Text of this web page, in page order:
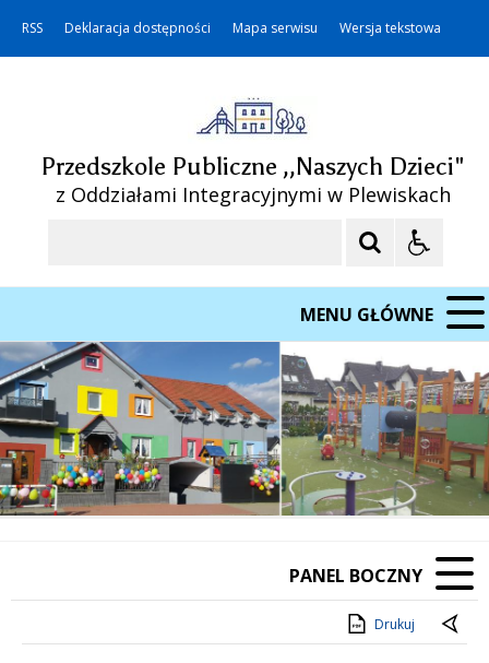
RSS Deklaracja dostępności Mapa serwisu Wersja tekstowa
Przedszkole Publiczne ,,Naszych Dzieci"
z Oddziałami Integracyjnymi w Plewiskach
MENU GŁÓWNE
PANEL BOCZNY
Drukuj